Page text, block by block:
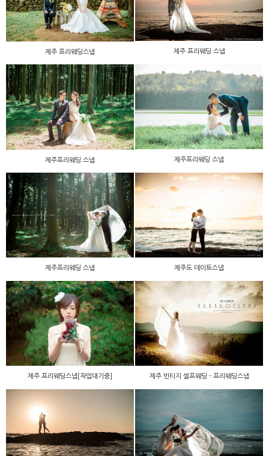
제주 프리웨딩스냅 제주 프리웨딩 스냅
제주프리웨딩 스냅 제주프리웨딩 스냅
제주프리웨딩 스냅 제주도 데이트스냅
제주 프리웨딩스냅[작업대기중] 제주 빈티지 셀프웨딩 - 프리웨딩스냅